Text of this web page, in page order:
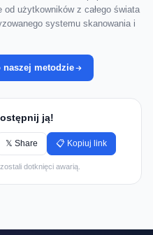
od użytkowników z całego świata
systemu skanowania i
naszej metodzie
ją!
𝕏 Share 📋 Kopiuj link
dotknięci awarią.